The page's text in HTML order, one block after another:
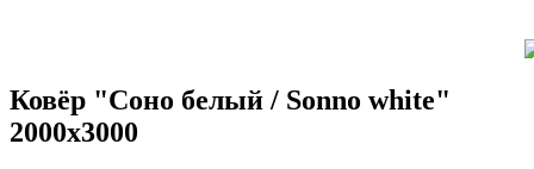
Ковёр "Соно белый / Sonno white"
2000x3000